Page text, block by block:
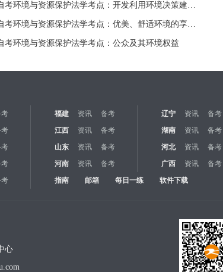
2014年自考环境与资源保护法学考点：开发利用环境决策建言权
2014年自考环境与资源保护法学考点：优美、舒适环境的享受权
考环境与资源保护法学考点：公众及其环境权益
福建 资讯 备考 辽宁 资讯
备考
江西 资讯 备考 湖南 资讯
备考
山东 资讯 备考 河北 资讯
备考
河南 资讯 备考 广西 资讯
备考
指南 邮箱 每日一练 软件下载
心